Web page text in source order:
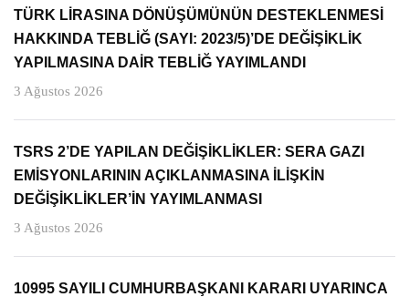
TÜRK LİRASINA DÖNÜŞÜMÜNÜN DESTEKLENMESİ
HAKKINDA TEBLİĞ (SAYI: 2023/5)’DE DEĞİŞİKLİK
YAPILMASINA DAİR TEBLİĞ YAYIMLANDI
3 Ağustos 2026
TSRS 2’DE YAPILAN DEĞİŞİKLİKLER: SERA GAZI
EMİSYONLARININ AÇIKLANMASINA İLİŞKİN
DEĞİŞİKLİKLER’İN YAYIMLANMASI
3 Ağustos 2026
10995 SAYILI CUMHURBAŞKANI KARARI UYARINCA